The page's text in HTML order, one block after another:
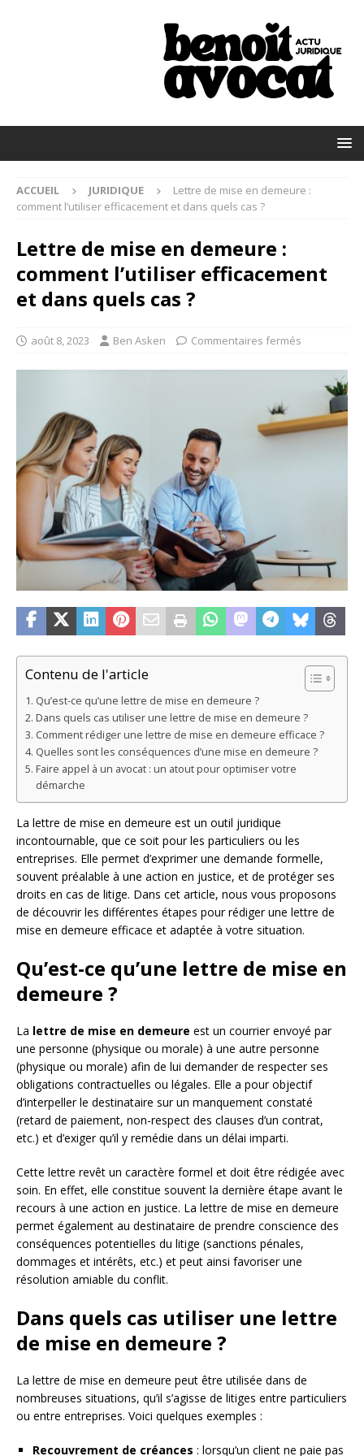
ACCUEIL JURIDIQUE
Lettre de mise en demeure :
comment l’utiliser efficacement et dans quels cas ?
Lettre de mise en demeure :
comment l’utiliser efficacement
et dans quels cas ?
août 8, 2023 Ben Asken Commentaires fermés
Contenu de l'article
Qu’est-ce qu’une lettre de mise en demeure ?
Dans quels cas utiliser une lettre de mise en demeure ?
Comment rédiger une lettre de mise en demeure efficace ?
Quelles sont les conséquences d’une mise en demeure ?
Faire appel à un avocat : un atout pour optimiser votre
démarche
La lettre de mise en demeure est un outil juridique
incontournable, que ce soit pour les particuliers ou les
entreprises. Elle permet d’exprimer une demande formelle,
souvent préalable à une action en justice, et de protéger ses
droits en cas de litige. Dans cet article, nous vous proposons
de découvrir les différentes étapes pour rédiger une lettre de
mise en demeure efficace et adaptée à votre situation.
Qu’est-ce qu’une lettre de mise en
demeure ?
La lettre de mise en demeure est un courrier envoyé par
une personne (physique ou morale) à une autre personne
(physique ou morale) afin de lui demander de respecter ses
obligations contractuelles ou légales. Elle a pour objectif
d’interpeller le destinataire sur un manquement constaté
(retard de paiement, non-respect des clauses d’un contrat,
etc.) et d’exiger qu’il y remédie dans un délai imparti.
Cette lettre revêt un caractère formel et doit être rédigée avec
soin. En effet, elle constitue souvent la dernière étape avant le
recours à une action en justice. La lettre de mise en demeure
permet également au destinataire de prendre conscience des
conséquences potentielles du litige (sanctions pénales,
dommages et intérêts, etc.) et peut ainsi favoriser une
résolution amiable du conflit.
Dans quels cas utiliser une lettre
de mise en demeure ?
La lettre de mise en demeure peut être utilisée dans de
nombreuses situations, qu’il s’agisse de litiges entre particuliers
ou entre entreprises. Voici quelques exemples :
Recouvrement de créances : lorsqu’un client ne paie pas